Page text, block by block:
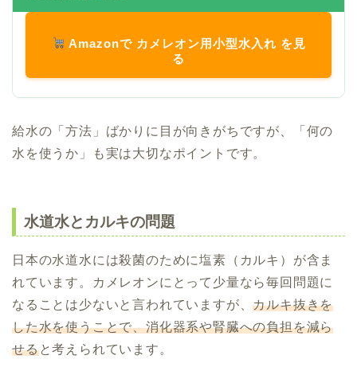
Amazonで カメレオン用小型水入れ を見
る
給水の「方法」ばかりに目が向きがちですが、「何の
水を使うか」も実は大切なポイントです。
水道水とカルキの問題
日本の水道水には殺菌のために塩素（カルキ）が含ま
れています。カメレオンにとって少量なら毎回問題に
なることは少ないと言われていますが、カルキ抜きを
した水を使うことで、消化器系や腎臓への負担を減ら
せると考えられています。